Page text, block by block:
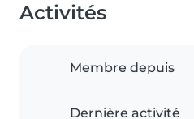
Activités
Membre depuis
Dernière activité